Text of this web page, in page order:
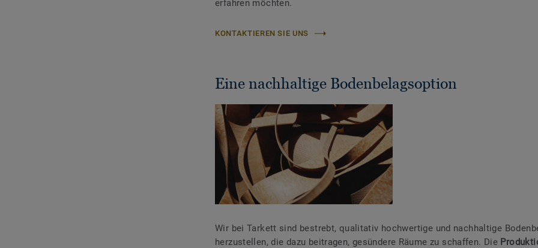
erfahren möchten.
KONTAKTIEREN SIE UNS
Eine nachhaltige Bodenbelagsoption
Wir bei Tarkett sind bestrebt, qualitativ hochwertige und nachhaltige
herzustellen, die dazu beitragen, gesündere Räume zu schaffen. Die